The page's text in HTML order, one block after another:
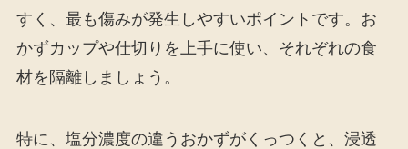
すく、最も傷みが発生しやすいポイントです。お
かずカップや仕切りを上手に使い、それぞれの食
材を隔離しましょう。
特に、塩分濃度の違うおかずがくっつくと、浸透